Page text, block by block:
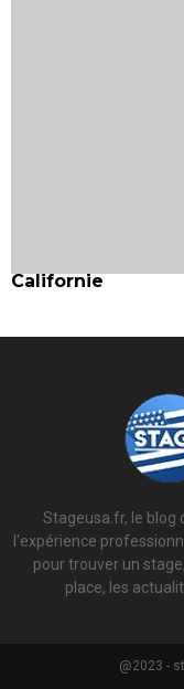
Californie
Stageusa.fr, le blog
l'expérience
pour trouver un
place, les
@2023 -